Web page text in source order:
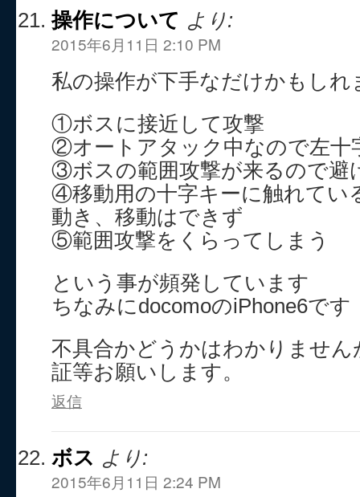
操作について より:
2015年6月11日 2:10 PM
私の操作が下手なだけかもしれ
①ボスに接近して攻撃
②オートアタック中なので左十
③ボスの範囲攻撃が来るので避
④移動用の十字キーに触れてい
動き、移動はできず
⑤範囲攻撃をくらってしまう
という事が頻発しています
ちなみにdocomoのiPhone6です
不具合かどうかはわかりませ
証等お願いします。
返信
ボス より:
2015年6月11日 2:24 PM